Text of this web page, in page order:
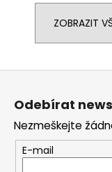
ZOBRAZIT
Z
Odebírat
Nezmeškejte
E-mail